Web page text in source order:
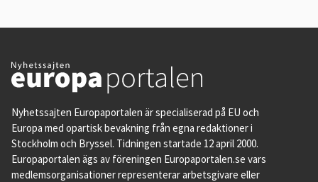
Nyhetssajten Europaportalen är specialiserad på EU och
Europa med opartisk bevakning från egna redaktioner i
Stockholm och Bryssel. Tidningen startade 12 april 2000.
Europaportalen ägs av föreningen Europaportalen.se vars
medlemsorganisationer representerar arbetsgivare eller